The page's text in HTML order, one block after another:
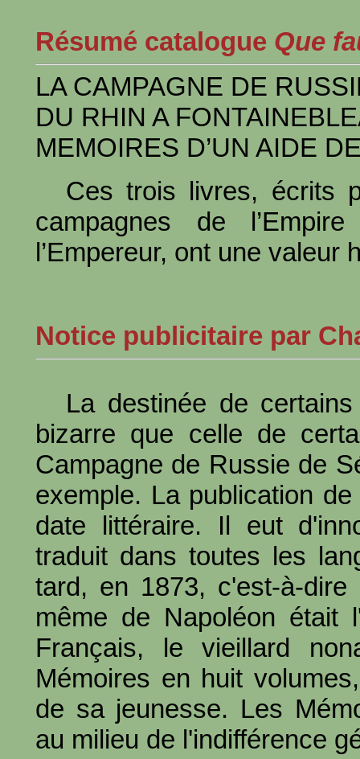
Résumé catalogue Que
LA CAMPAGNE DE
DU RHIN A
MEMOIRES D’UN AIDE
Ces trois livres, écrits
campagnes de
l’Empereur, ont une valeur
Notice publicitaire par
La destinée de
bizarre que celle de
Campagne de Russie de
exemple. La publication
date littéraire. Il eut
traduit dans toutes les
tard, en 1873, c'est-à-
même de Napoléon était
Français, le vieillard
Mémoires en huit
de sa jeunesse. Les
au milieu de l'indifférence